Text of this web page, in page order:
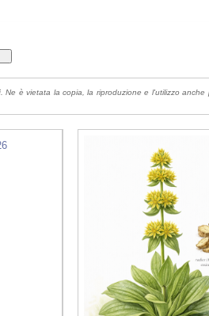
. Ne è vietata la copia, la riproduzione e l'utilizzo anche